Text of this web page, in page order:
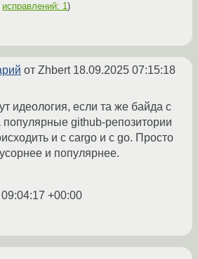
исправлений: 1)
от Zhbert 18.09.2025 07:15:18
идеология, если та же байда с
популярные github-репозитории
и с cargo и с go. Просто
и популярнее.
+00:00